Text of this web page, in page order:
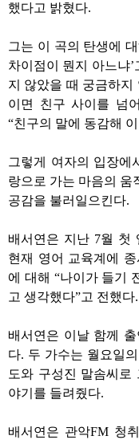
했다고 밝혔다.
그는 이 곡의 탄생에 대
차이점이 뭔지 아느냐’
지 않았을 때 궁금하지
이면 친구 사이를 넘
“친구의 말에 동감해
그렇게 여자의 입장에
랑으로 가는 마음의 움
공감을 불러일으킨다.
배서연은 지난 7월 첫
현재 영어 교육계에
에 대해 “나이가 들기
고 생각했다”고 전했다.
배서연은 이날 함께
다. 두 가수는 월요일
도와 구성진 말솜씨로
야기를 들려줬다.
배서연은 관악FM 청